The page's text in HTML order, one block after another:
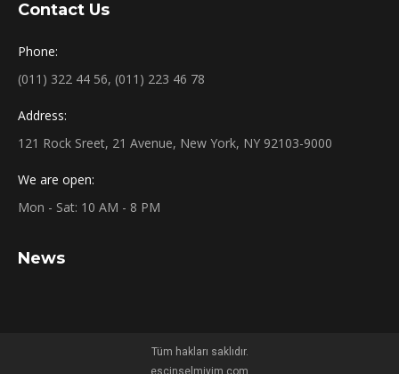
Contact Us
Phone:
(011) 322 44 56, (011) 223 46 78
Address:
121 Rock Sreet, 21 Avenue, New York, NY 92103-9000
We are open:
Mon - Sat: 10 AM - 8 PM
News
Tüm hakları saklıdır.
escinselmiyim.com